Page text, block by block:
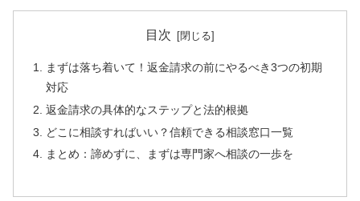
目次
まずは落ち着いて！返金請求の前にやるべき3つの初期
対応
返金請求の具体的なステップと法的根拠
どこに相談すればいい？信頼できる相談窓口一覧
まとめ：諦めずに、まずは専門家へ相談の一歩を